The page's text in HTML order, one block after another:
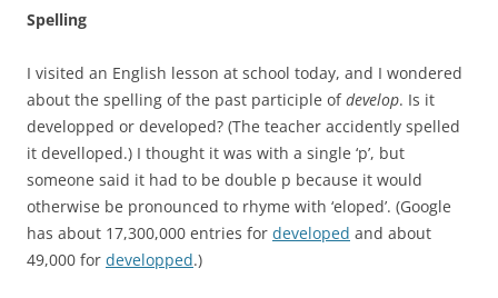
Spelling
I visited an English lesson at school today, and I wondered
about the spelling of the past participle ofdevelop. Is it
developped or developed? (The teacher accidently spelled
it develloped.) I thought it was with a single ‘p’, but
someone said it had to be double p because it would
otherwise be pronounced to rhyme with ‘eloped’. (Google
has about 17,300,000 entries for developed and about
49,000 for developped.)